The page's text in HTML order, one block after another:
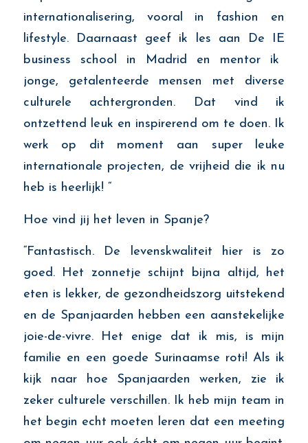
internationalisering, vooral in fashion en
lifestyle. Daarnaast geef ik les aan De IE
business school in Madrid en mentor ik
jonge, getalenteerde mensen met diverse
culturele achtergronden. Dat vind ik
ontzettend leuk en inspirerend om te doen. Ik
werk op dit moment aan super leuke
internationale projecten, de vrijheid die ik nu
heb is heerlijk! “
Hoe vind jij het leven in Spanje?
“Fantastisch. De levenskwaliteit hier is zo
goed. Het zonnetje schijnt bijna altijd, het
eten is lekker, de gezondheidszorg uitstekend
en de Spanjaarden hebben een aanstekelijke
joie-de-vivre. Het enige dat ik mis, is mijn
familie en een goede Surinaamse roti! Als ik
kijk naar hoe Spanjaarden werken, zie ik
zeker culturele verschillen. Ik heb mijn team in
het begin echt moeten leren dat een meeting